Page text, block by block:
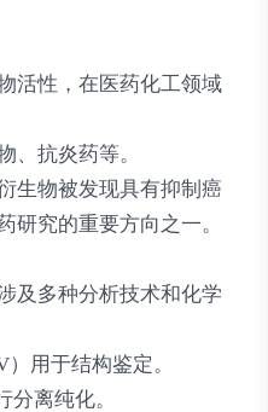
活性，在医药化工领域
、抗炎药等。
生物被发现具有抑制癌
研究的重要方向之一。
及多种分析技术和化学
用于结构鉴定。
分离纯化。